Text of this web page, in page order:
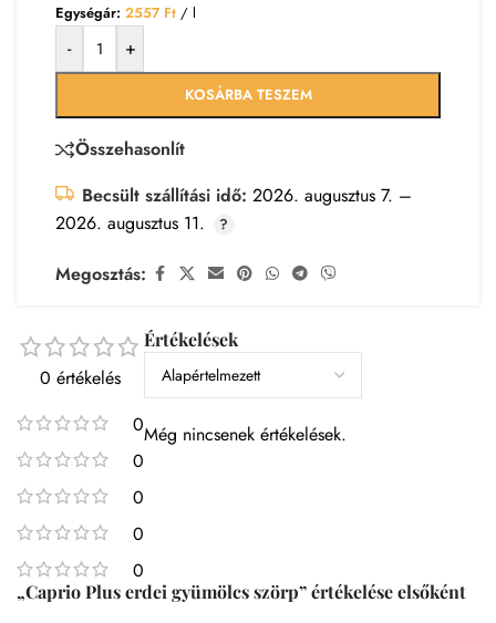
Egységár: 2557 Ft / l
- +
KOSÁRBA TESZEM
Összehasonlít
Becsült szállítási idő: 2026. augusztus 7. –
2026. augusztus 11.
Megosztás:
0 értékelés
0
0
0
0
0
Értékelések
Még nincsenek értékelések.
„Caprio Plus erdei gyümölcs szörp” értékelése elsőként